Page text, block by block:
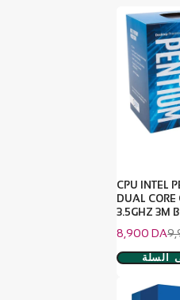
CPU INTEL
DUAL
3.5GHZ 3M
سعر
8,900 DA
السلة